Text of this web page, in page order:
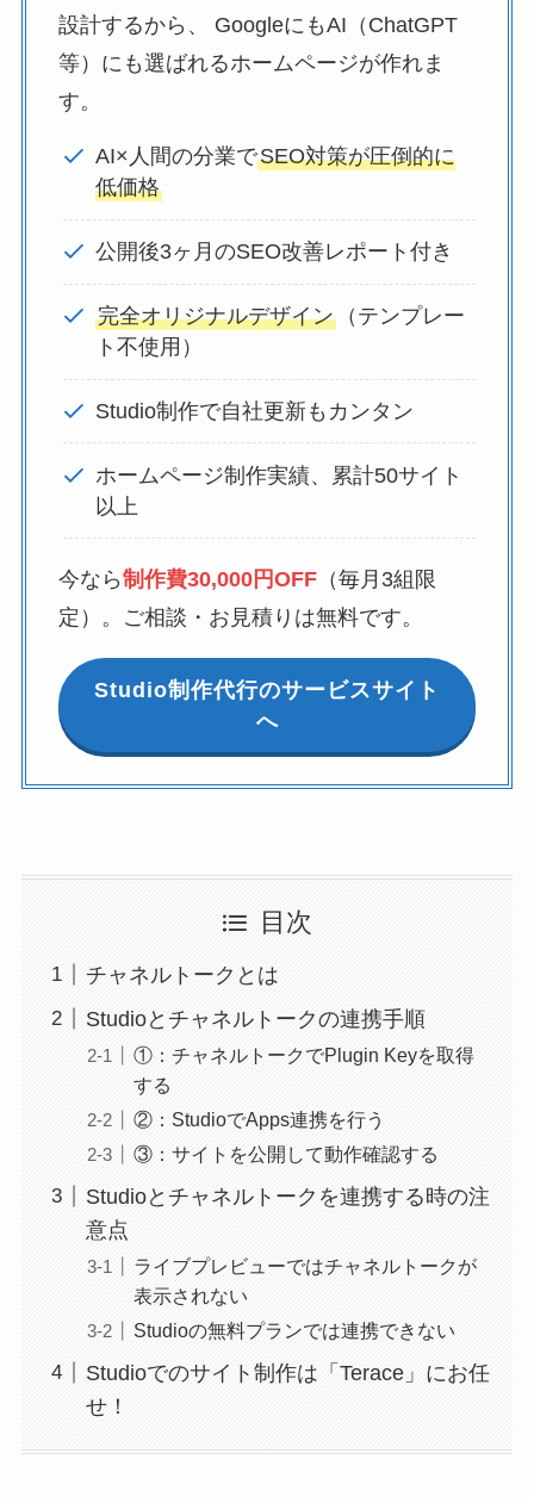
設計するから、 GoogleにもAI（ChatGPT
等）にも選ばれるホームページが作れま
す。
AI×人間の分業でSEO対策が圧倒的に
低価格
公開後3ヶ月のSEO改善レポート付き
完全オリジナルデザイン （テンプレー
ト不使用）
Studio制作で自社更新もカンタン
ホームページ制作実績、累計50サイト
以上
今なら制作費30,000円OFF（毎月3組限
定）。ご相談・お見積りは無料です。
Studio制作代行のサービスサイト
へ
目次
チャネルトークとは
Studioとチャネルトークの連携手順
①：チャネルトークでPlugin Keyを取得
する
②：StudioでApps連携を行う
③：サイトを公開して動作確認する
Studioとチャネルトークを連携する時の注
意点
ライブプレビューではチャネルトークが
表示されない
Studioの無料プランでは連携できない
Studioでのサイト制作は「Terace」にお任
せ！